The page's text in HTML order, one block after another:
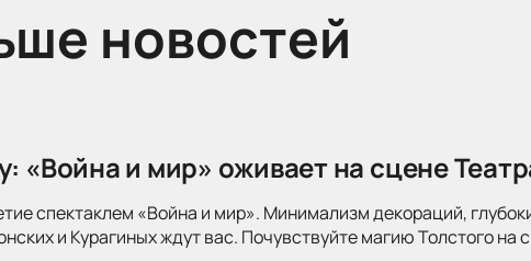
новостей
«Война и мир» оживает на сцене
спектаклем «Война и мир». Минимализм декораций,
и Курагиных ждут вас. Почувствуйте магию Толстого на